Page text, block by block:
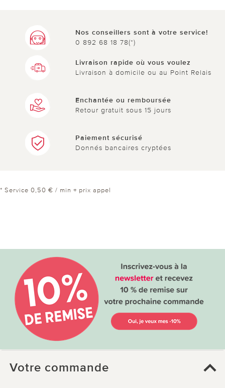
Nos conseillers sont à votre service!
0 892 68 18 78(*)
Livraison rapide où vous voulez
Livraison à domicile ou au Point Relais
Enchantée ou remboursée
Retour gratuit sous 15 jours
Paiement sécurisé
Donnés bancaires cryptées
* Service 0,50 € / min + prix appel
Votre commande